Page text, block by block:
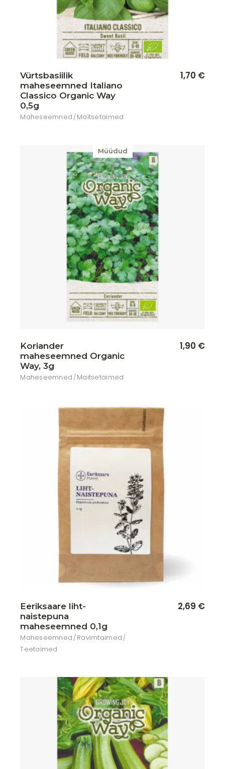
Vürtsbasiilik
maheseemned Italiano
Classico Organic Way
0,5g
Maheseemned Maitsetaimed
1,70 €
Müüdud
Koriander
maheseemned Organic
Way, 3g
Maheseemned Maitsetaimed
1,90 €
Eeriksaare liht-
naistepuna
maheseemned 0,1g
Maheseemned Ravimtaimed
Teetaimed
2,69 €